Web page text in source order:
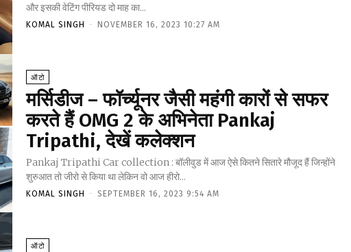
और इसकी वेटिंग पीरियड दो माह का...
KOMAL SINGH - NOVEMBER 16, 2023 10:27 AM
ऑटो
मर्सिडीज – फॉर्च्यूनर जैसी महंगी कारों से सफर
करते हैं OMG 2 के अभिनेता Pankaj
Tripathi, देखें कलेक्शन
Pankaj Tripathi Car collection : बॉलीवुड में आज ऐसे कितने सितारे मौजूद हैं जिन्होंने
शुरुआत तो जीरो से किया था लेकिन वो आज हीरो...
KOMAL SINGH - SEPTEMBER 16, 2023 9:54 AM
ऑटो